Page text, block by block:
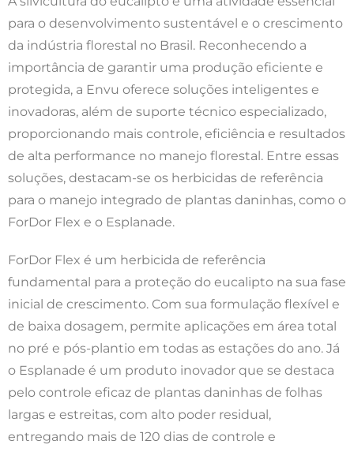
para o desenvolvimento sustentável e o crescimento
da indústria florestal no Brasil. Reconhecendo a
importância de garantir uma produção eficiente e
protegida, a Envu oferece soluções inteligentes e
inovadoras, além de suporte técnico especializado,
proporcionando mais controle, eficiência e resultados
de alta performance no manejo florestal. Entre essas
soluções, destacam-se os herbicidas de referência
para o manejo integrado de plantas daninhas, como o
ForDor Flex e o Esplanade.
ForDor Flex é um herbicida de referência
fundamental para a proteção do eucalipto na sua fase
inicial de crescimento. Com sua formulação flexível e
de baixa dosagem, permite aplicações em área total
no pré e pós-plantio em todas as estações do ano. Já
o Esplanade é um produto inovador que se destaca
pelo controle eficaz de plantas daninhas de folhas
largas e estreitas, com alto poder residual,
entregando mais de 120 dias de controle e